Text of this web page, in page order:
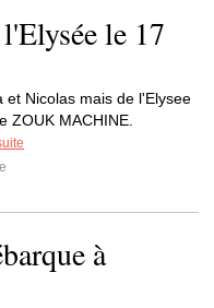
le 17
Nicolas mais de l'Elysee
ZOUK MACHINE.
à